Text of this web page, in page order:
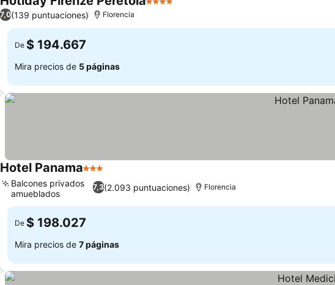
4 Estrellas
7,0(139 puntuaciones) Florencia
De $ 194.667
Mira precios de 5 páginas
Hotel Panama3 Estrellas
7,3(2.093 puntuaciones)
Balcones privados
amueblados
Florencia
De $ 198.027
Mira precios de 7 páginas